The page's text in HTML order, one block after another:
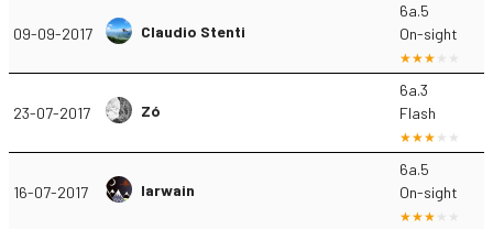
09-09-2017 Claudio Stenti
6a.5
On-sight
23-07-2017 Zó
6a.3
Flash
16-07-2017 Iarwain
6a.5
On-sight